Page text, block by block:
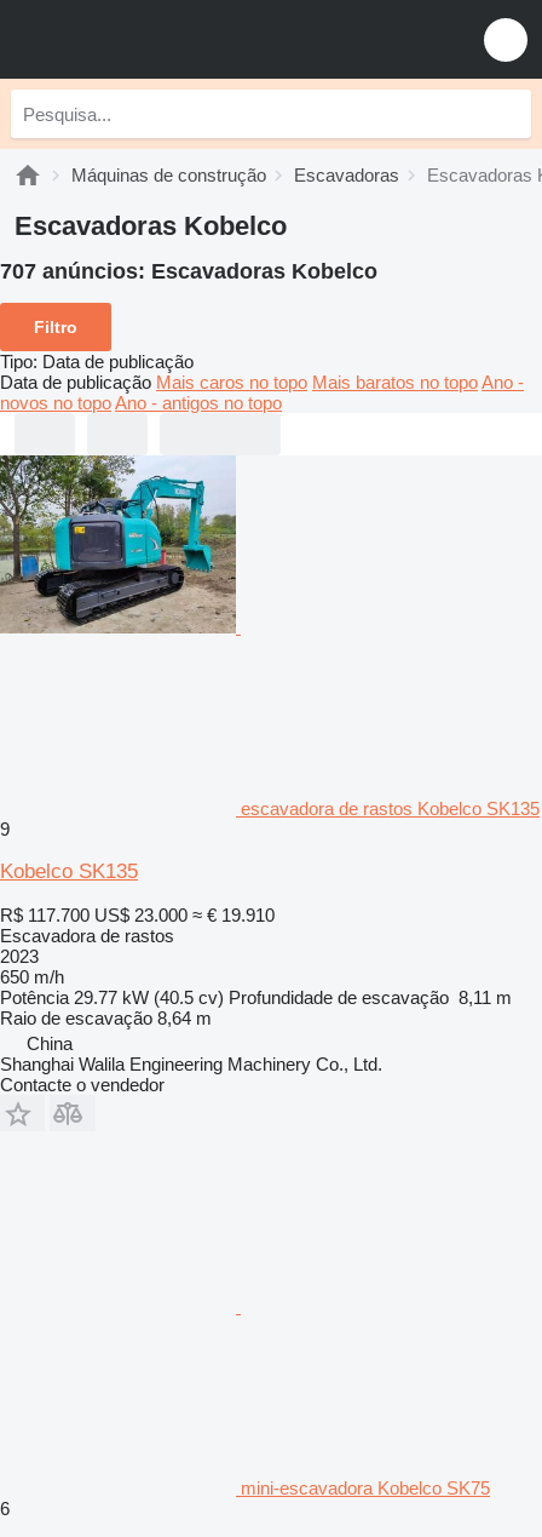
Máquinas de construção Escavadoras Escavadoras
Escavadoras Kobelco
707 anúncios: Escavadoras Kobelco
Filtro
Tipo: Data de publicação
Data de publicação Mais caros no topo Mais baratos no topoAno -
novos no topoAno - antigos no topo
escavadora de rastos Kobelco SK135
9
Kobelco SK135
R$ 117.700 US$ 23.000 ≈ € 19.910
Escavadora de rastos
2023
650 m/h
Potência 29.77 kW (40.5 cv) Profundidade de escavação 8,11 m
Raio de escavação 8,64 m
China
Shanghai Walila Engineering Machinery Co., Ltd.
Contacte o vendedor
mini-escavadora Kobelco SK75
6